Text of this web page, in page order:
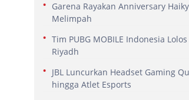
Garena Rayakan Anniversary
Melimpah
Tim PUBG MOBILE Indonesia
Riyadh
JBL Luncurkan Headset Gaming
hingga Atlet Esports